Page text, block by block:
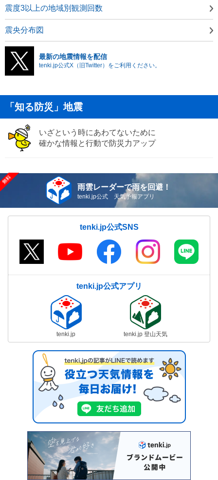
震度3以上の地域別観測回数
震央分布図
最新の地震情報を配信
tenki.jp公式X（旧Twitter）をご利用ください。
「知る防災」地震
いざという時にあわてないために
確かな情報と行動で防災力アップ
雨雲レーダーで雨を回避！
tenki.jp公式 天気予報アプリ
tenki.jp公式SNS
tenki.jp公式アプリ
tenki.jp tenki.jp 登山天気